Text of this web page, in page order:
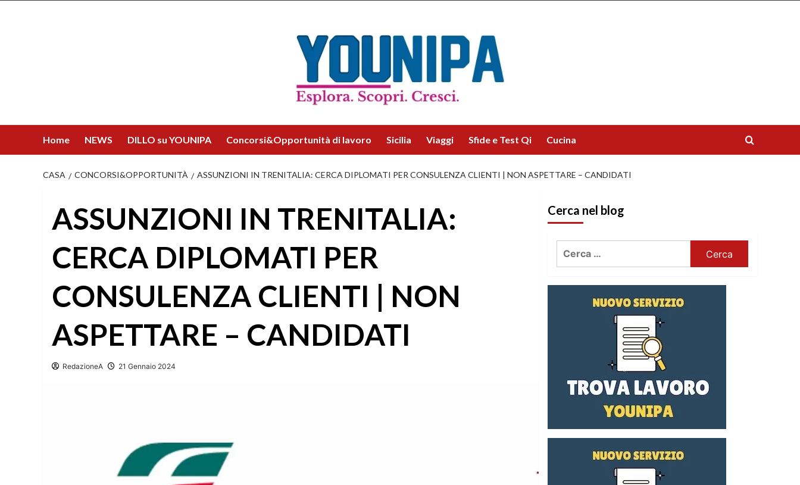
Home NEWS DILLO su YOUNIPA Concorsi&Opportunità di lavoro Sicilia Viaggi Sfide e Test Qi Cucina
CASA CONCORSI&OPPORTUNITÀ ASSUNZIONI IN TRENITALIA: CERCA DIPLOMATI PER CONSULENZA CLIENTI | NON ASPETTARE – CANDIDATI
ASSUNZIONI IN TRENITALIA:
CERCA DIPLOMATI PER
CONSULENZA CLIENTI | NON
ASPETTARE – CANDIDATI
RedazioneA 21 Gennaio 2024
Cerca nel blog
Ricerca